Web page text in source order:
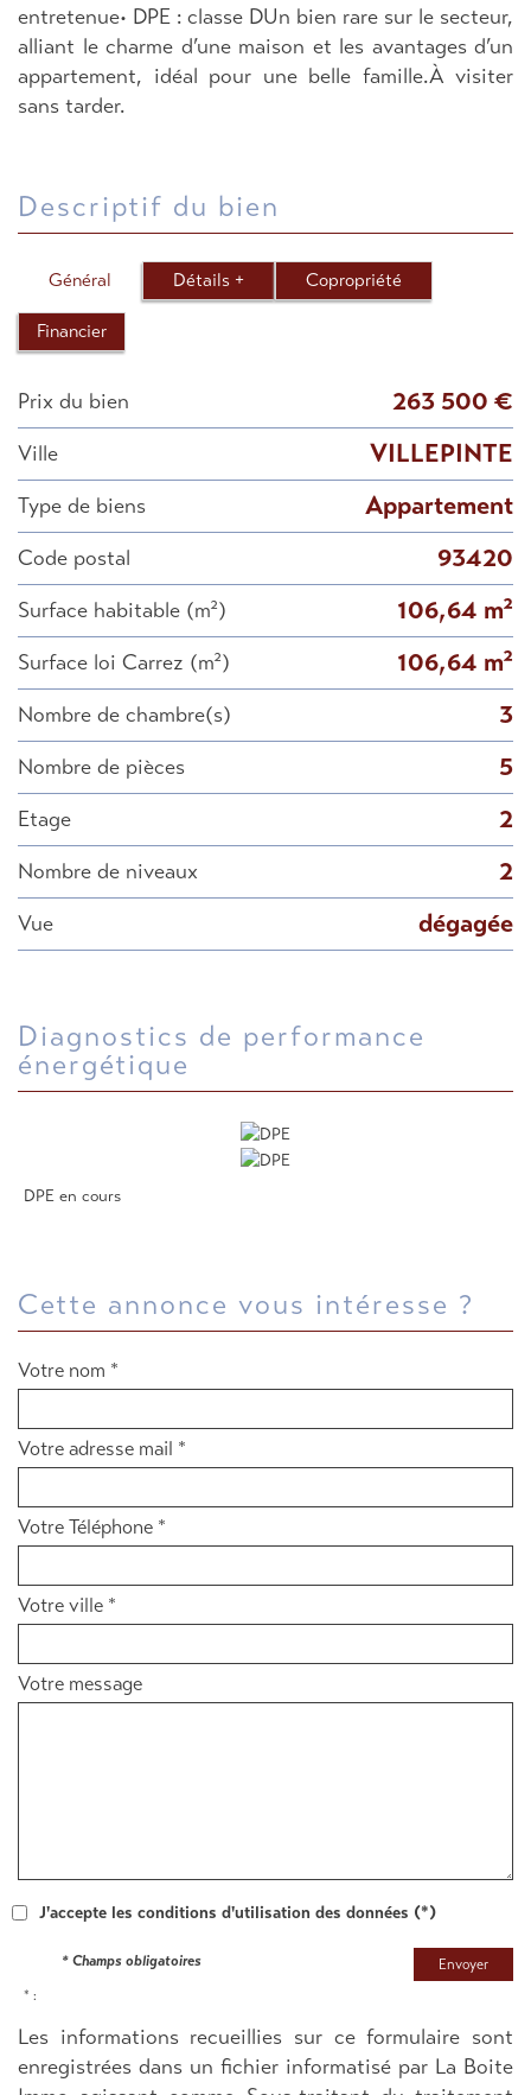
entretenue• DPE : classe DUn bien rare sur le secteur,
alliant le charme d’une maison et les avantages d’un
appartement, idéal pour une belle famille.À visiter
sans tarder.
descriptif du bien
Général Détails + Copropriété
Financier
Prix du bien 263 500 €
Ville VILLEPINTE
Type de biens Appartement
Code postal 93420
Surface habitable (m²) 106,64 m²
Surface loi Carrez (m²) 106,64 m²
Nombre de chambre(s) 3
Nombre de pièces 5
Etage 2
Nombre de niveaux 2
Vue dégagée
diagnostics de performance
énergétique
DPE en cours
cette annonce vous intéresse ?
Votre nom *
Votre adresse mail *
Votre Téléphone *
Votre ville *
Votre message
J'accepte les conditions d'utilisation des données (*)
Envoyer
* Champs obligatoires
* :
Les informations recueillies sur ce formulaire sont
enregistrées dans un fichier informatisé par La Boite